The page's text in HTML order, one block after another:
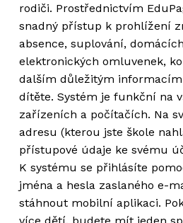
rodiči. Prostřednictvím
snadný přístup k prohlížení
absence, suplování,
elektronických omluvenek,
dalším důležitým
dítěte. Systém je funkční na
zařízeních a počítačích. Na
adresu (kterou jste škole
přístupové údaje ke svému
K systému se přihlásíte
jména a hesla zaslaného e-
stáhnout mobilní aplikaci.
více dětí, budete mít jeden